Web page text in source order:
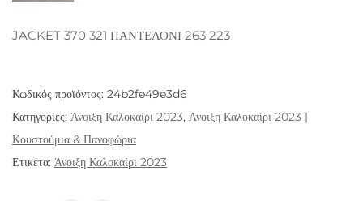
JACKET 370 321 ΠΑΝΤΕΛΟΝΙ 263 223
Κωδικός προϊόντος: 24b2fe49e3d6
Κατηγορίες: Άνοιξη Καλοκαίρι 2023, Άνοιξη Καλοκαίρι 2023 |
Κουστούμια & Πανοφώρια
Ετικέτα: Άνοιξη Καλοκαίρι 2023